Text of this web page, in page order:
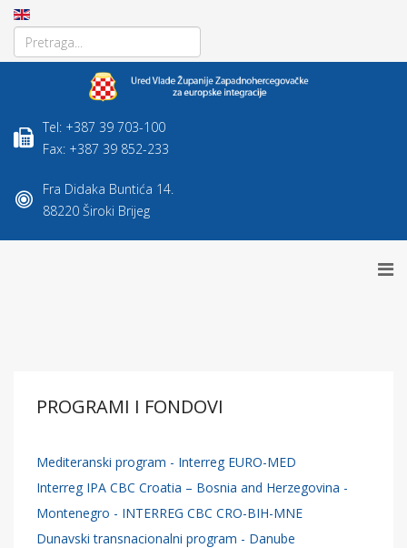
Tel: +387 39 703-100
Fax: +387 39 852-233
Fra Didaka Buntića 14.
88220 Široki Brijeg
PROGRAMI I FONDOVI
Mediteranski program - Interreg EURO-MED
Interreg IPA CBC Croatia – Bosnia and Herzegovina -
Montenegro - INTERREG CBC CRO-BIH-MNE
Dunavski transnacionalni program - Danube